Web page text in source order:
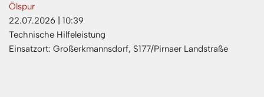
Ölspur
22.07.2026
10:39
Technische Hilfeleistung
Einsatzort: Großerkmannsdorf, S177/Pirnaer Landstraße